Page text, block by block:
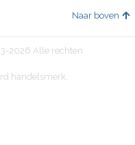
Naar boven
2026 Alle rechten
handelsmerk.